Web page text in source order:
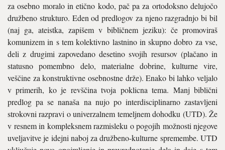
za osebno moralo in etično kodo, pač pa za ortodoksno delujočo
družbeno strukturo. Eden od predlogov za njeno razgradnjo bi bil
(naj ga, ateistka, zapišem v bibličnem jeziku): če promoviraš
komunizem in s tem kolektivno lastnino in skupno dobro za vse,
deli z drugimi zapovedano desetino svojih resursov (plačano in
statusno pomembno delo, materialne dobrine, kulturne vire,
veščine za konstruktivne osebnostne drže). Enako bi lahko veljalo
v primerih, ko je revščina tvoja poklicna tema. Manj biblični
predlog pa se nanaša na nujo po interdisciplinarno zastavljeni
strokovni razpravi o univerzalnem temeljnem dohodku (UTD). Že
v resnem in kompleksnem razmisleku o pogojih možnosti njegove
uveljavitve je idejni naboj za družbeno-kulturne spremembe. UTD